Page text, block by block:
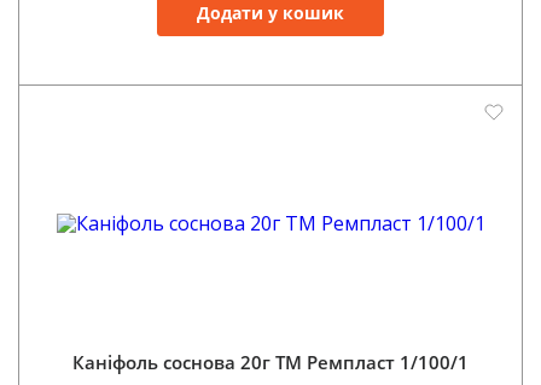
Додати у кошик
Каніфоль соснова 20г ТМ Ремпласт 1/100/1